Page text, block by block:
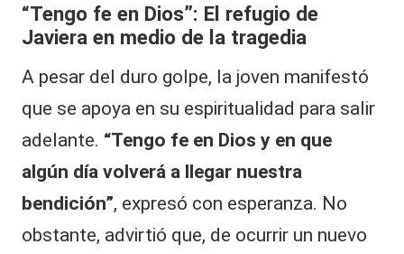
“Tengo fe en Dios”: El refugio de
Javiera en medio de la tragedia
A pesar del duro golpe, la joven manifestó
que se apoya en su espiritualidad para salir
adelante. “Tengo fe en Dios y en que
algún día volverá a llegar nuestra
bendición”, expresó con esperanza. No
obstante, advirtió que, de ocurrir un nuevo